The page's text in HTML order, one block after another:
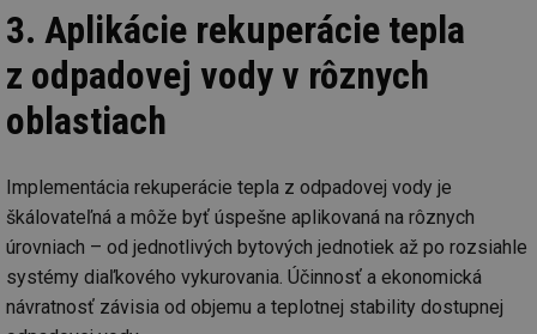
3. Aplikácie rekuperácie tepla
z odpadovej vody v rôznych
oblastiach
Implementácia rekuperácie tepla z odpadovej vody je
škálovateľná a môže byť úspešne aplikovaná na rôznych
úrovniach – od jednotlivých bytových jednotiek až po rozsiahle
systémy diaľkového vykurovania. Účinnosť a ekonomická
návratnosť závisia od objemu a teplotnej stability dostupnej